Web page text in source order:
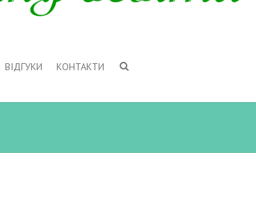
ВІДГУКИ КОНТАКТИ